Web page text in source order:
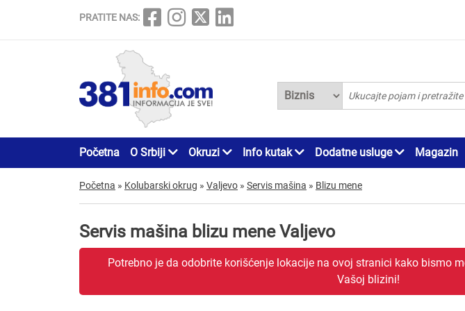
PRATITE NAS:
Početna O Srbiji Okruzi Info kutak Dodatne usluge Magazin
Početna » Kolubarski okrug » Valjevo » Servis mašina » Blizu mene
Servis mašina blizu mene Valjevo
Potrebno je da odobrite korišćenje lokacije na ovoj stranici kako bismo
Vašoj blizini!